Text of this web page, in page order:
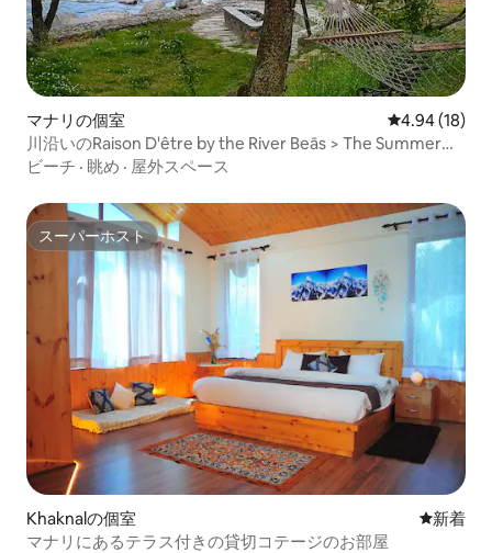
マナリの個室 レビュー18
4.94 (18)
川沿いのRaison D'être by the River Beās > The Summer
Room
ビーチ · 眺め · 屋外スペース
スーパーホスト
スーパーホスト
Khaknalの個室 新しい宿
新着
マナリにあるテラス付きの貸切コテージのお部屋